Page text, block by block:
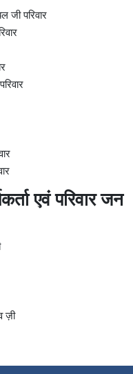
जी परिवार
एवं परिवार जन
ज़ी